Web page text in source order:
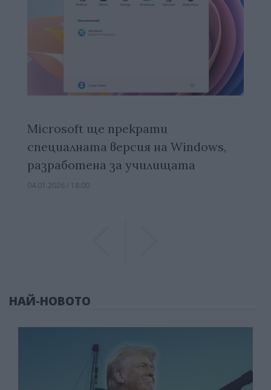
Microsoft ще прекрати
специалната версия на Windows,
разработена за училищата
04.01.2026 / 18:00
НАЙ-НОВОТО